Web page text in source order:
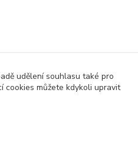
udělení souhlasu také pro
cookies můžete kdykoli upravit